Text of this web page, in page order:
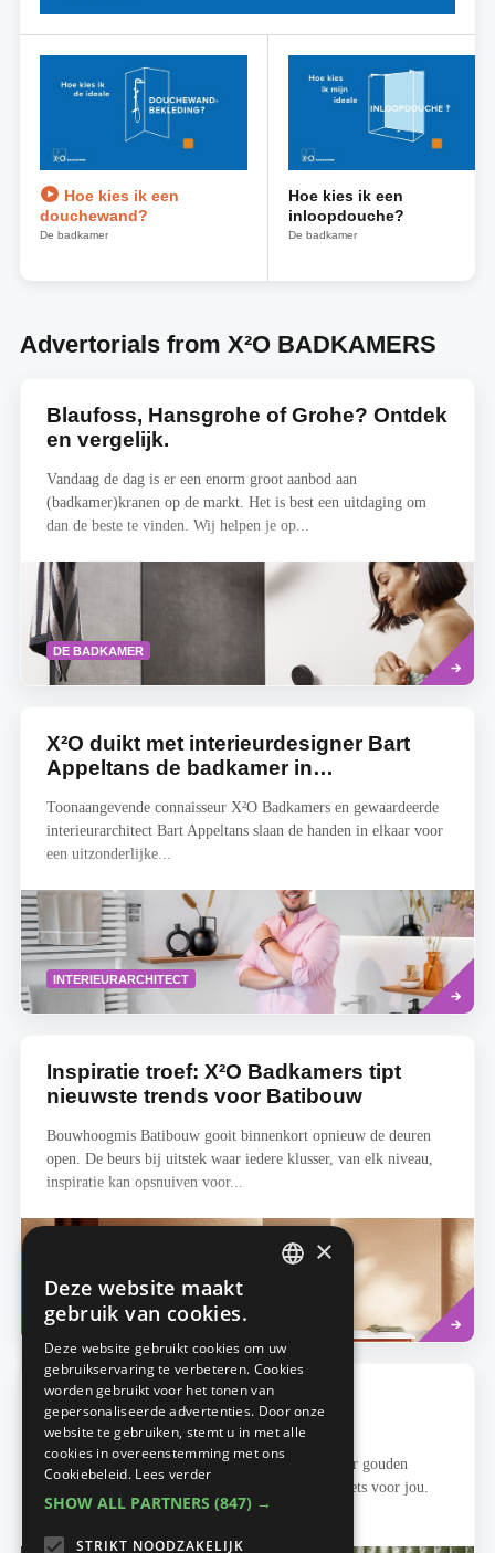
Hoe kies ik een
douchewand?
De badkamer
Hoe kies ik een
inloopdouche?
De badkamer
Advertorials from X²O BADKAMERS
Blaufoss, Hansgrohe of Grohe? Ontdek
en vergelijk.
Vandaag de dag is er een enorm groot aanbod aan
(badkamer)kranen op de markt. Het is best een uitdaging om
dan de beste te vinden. Wij helpen je op...
DE BADKAMER
Read
more
X²O duikt met interieurdesigner Bart
Appeltans de badkamer in…
Toonaangevende connaisseur X²O Badkamers en gewaardeerde
interieurarchitect Bart Appeltans slaan de handen in elkaar voor
een uitzonderlijke...
INTERIEURARCHITECT
Read
more
Inspiratie troef: X²O Badkamers tipt
nieuwste trends voor Batibouw
Bouwhoogmis Batibouw gooit binnenkort opnieuw de deuren
open. De beurs bij uitstek waar iedere klusser, van elk niveau,
inspiratie kan opsnuiven voor...
DE BADKAMER
Read
more
Feestelijke kranen in Brushed
Champagne Gold
Op zoek naar een stijlvol en zacht alternatief voor gouden
kranen ? Dan is Brushed Champagne Gold echt iets voor jou.
De benaming van deze...
×
Deze website maakt
gebruik van cookies.
Deze website gebruikt cookies om uw
gebruikservaring te verbeteren. Cookies
worden gebruikt voor het tonen van
gepersonaliseerde advertenties. Door onze
website te gebruiken, stemt u in met alle
cookies in overeenstemming met ons
Cookiebeleid. Lees verder
SHOW ALL PARTNERS (847) →
STRIKT NOODZAKELIJK